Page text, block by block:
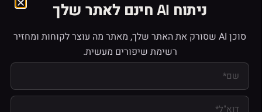
5.0 · ביקורות ממליצים
מוכנים להגדיל הכנסות?
ענו על 5 שאלות וגלו מה באמת מעכב את הצמיחה שלכם
לבדיקה קצרה
ניתוח AI חינם לאתר שלך
סוכן AI שסורק את האתר שלך, מאתר מה עוצר לקוחות ומחזיר
רשימת שיפורים מעשית.